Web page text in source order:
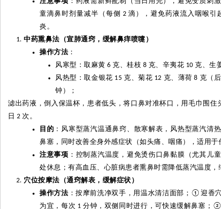
童滴鼻时剂量减半（每侧 2滴），避免药液流入咽喉引
炎。
中药熏鼻法（宣肺通窍，缓解鼻痒喷嚏）
操作方法 ：
风寒型：取麻黄 6 克、桂枝 8 克、辛夷花 10 克、生
风热型：取金银花 15 克、菊花 12 克、薄荷 8 克（
钟）；
滤出药液，倒入保温杯，患者低头，将口鼻对准杯口，用毛巾围
日 2 次。
目的 ：风寒型蒸汽温通鼻窍、散寒解表，风热型蒸汽清
鼻塞，同时改善全身外感症状（如头痛、咽痛），适用于
注意事项 ：控制蒸汽温度，避免烫伤口鼻黏膜（尤其儿
处休息；有高血压、心脏病患者熏鼻时需降低蒸汽温度，
穴位按摩法（通窍解表，缓解症状）
操作方法 ：按摩前洗净双手，用温水清洁面部； ①迎香
为宜，每次 1 分钟，双侧同时进行，可快速缓解鼻塞；